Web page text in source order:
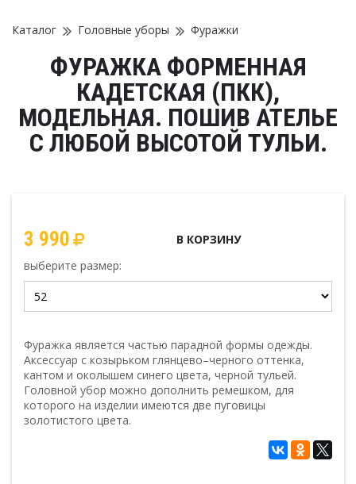
Каталог Головные уборы Фуражки
ФУРАЖКА ФОРМЕННАЯ
КАДЕТСКАЯ (ПКК),
МОДЕЛЬНАЯ. ПОШИВ АТЕЛЬЕ
С ЛЮБОЙ ВЫСОТОЙ ТУЛЬИ.
3 990
В КОРЗИНУ
выберите размер:
Фуражка является частью парадной формы одежды.
Аксессуар с козырьком глянцево–черного оттенка,
кантом и околышем синего цвета, черной тульей.
Головной убор можно дополнить ремешком, для
которого на изделии имеются две пуговицы
золотистого цвета.